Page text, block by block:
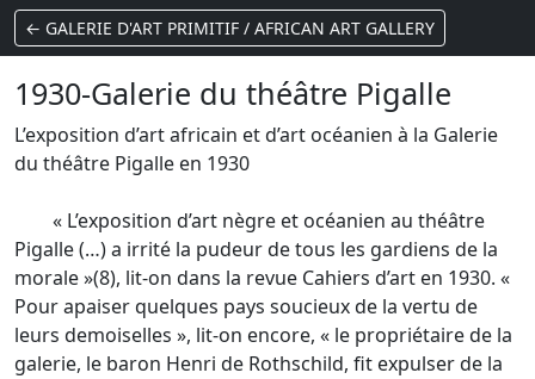
← GALERIE D'ART PRIMITIF / AFRICAN ART GALLERY
1930-Galerie du théâtre Pigalle
L’exposition d’art africain et d’art océanien à la Galerie
du théâtre Pigalle en 1930
« L’exposition d’art nègre et océanien au théâtre
Pigalle (…) a irrité la pudeur de tous les gardiens de la
morale »(8), lit-on dans la revue Cahiers d’art en 1930. «
Pour apaiser quelques pays soucieux de la vertu de
leurs demoiselles », lit-on encore, « le propriétaire de la
galerie, le baron Henri de Rothschild, fit expulser de la